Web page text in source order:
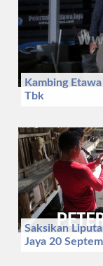
Kambing
Tbk
Saksikan
Jaya 20